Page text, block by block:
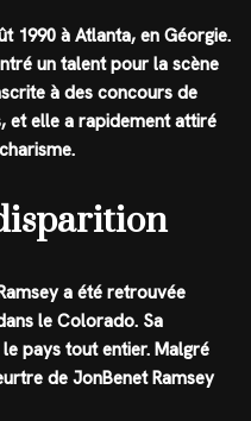
1990 à Atlanta, en Géorgie.
un talent pour la scène
à des concours de
et elle a rapidement attiré
a été retrouvée
le Colorado. Sa
pays tout entier. Malgré
de JonBenet Ramsey